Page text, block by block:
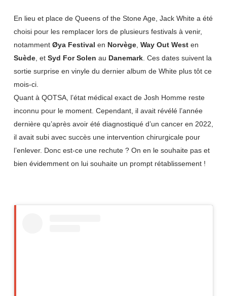
En lieu et place de Queens of the Stone Age, Jack White a été
choisi pour les remplacer lors de plusieurs festivals à venir,
notamment Øya Festival en Norvège, Way Out Westen
Suède, et Syd For Solen au Danemark. Ces dates suivent la
sortie surprise en vinyle du dernier album de White plus tôt ce
mois-ci.
Quant à QOTSA, l’état médical exact de Josh Homme reste
inconnu pour le moment. Cependant, il avait révélé l’année
dernière qu’après avoir été diagnostiqué d’un cancer en 2022,
il avait subi avec succès une intervention chirurgicale pour
l’enlever. Donc est-ce une rechute ? On en le souhaite pas et
bien évidemment on lui souhaite un prompt rétablissement !